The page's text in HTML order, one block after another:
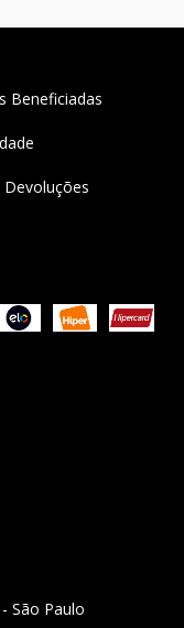
Beneficiadas
Devoluções
São Paulo